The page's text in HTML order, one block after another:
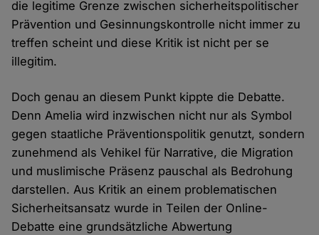
die legitime Grenze zwischen sicherheitspolitischer
Prävention und Gesinnungskontrolle nicht immer zu
treffen scheint und diese Kritik ist nicht per se
illegitim.
Doch genau an diesem Punkt kippte die Debatte.
Denn Amelia wird inzwischen nicht nur als Symbol
gegen staatliche Präventionspolitik genutzt, sondern
zunehmend als Vehikel für Narrative, die Migration
und muslimische Präsenz pauschal als Bedrohung
darstellen. Aus Kritik an einem problematischen
Sicherheitsansatz wurde in Teilen der Online-
Debatte eine grundsätzliche Abwertung